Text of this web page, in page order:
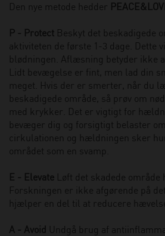
Den nye metode hedder
P - Protect Beskyt det beskadigede
aktiviteten de første 1-3 dage. Dette
blødningen. Aflæsning betyder ikke
Lidt bevægelse er fint, men lad din
meget. Hvis der er smerter, når du
beskadigede område, så prøv om
med krykker. Det er vigtigt for
bevæger dig og forsigtigt belaster
cirkulationen og hældningen sker
området som en svamp.
E - Elevate Løft det skadede område
Forskningen er ikke afgørende på
hjælper en del til at reducere
A - Avoid Undgå brug af